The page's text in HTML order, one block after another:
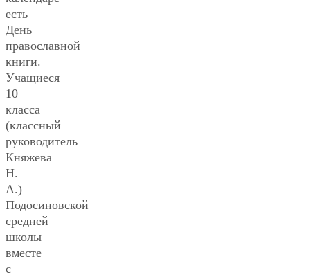
есть
День
православной
книги.
Учащиеся
10
класса
(классный
руководитель
Княжева
Н.
А.)
Подосиновской
средней
школы
вместе
с